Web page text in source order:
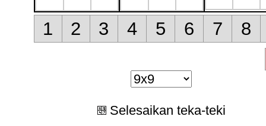
1 2 3 4 5 6 7 8
Selesaikan teka-teki